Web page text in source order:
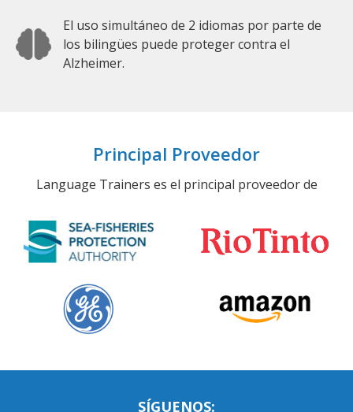
El uso simultáneo de 2 idiomas por parte de
los bilingües puede proteger contra el
Alzheimer.
Principal Proveedor
Language Trainers es el principal proveedor de
SÍGUENOS: